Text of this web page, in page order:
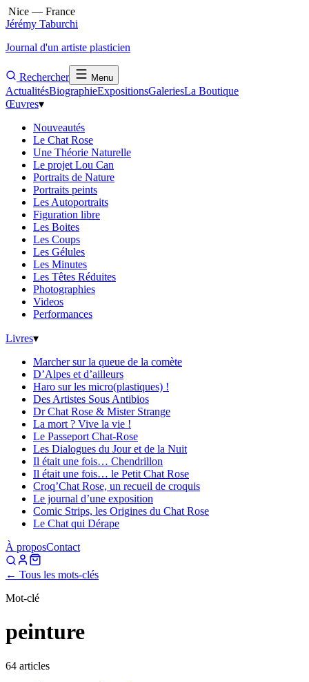
Nice — France
Jérémy Taburchi
Journal d'un artiste plasticien
Rechercher Menu
ActualitésBiographieExpositionsGaleriesLa Boutique
Œuvres▾
Nouveautés
Le Chat Rose
Une Théorie Naturelle
Le projet Lou Can
Portraits de Nature
Portraits peints
Les Autoportraits
Figuration libre
Les Boites
Les Coups
Les Gélules
Les Minutes
Les Têtes Réduites
Photographies
Videos
Performances
Livres▾
Marcher sur la queue de la comète
D’Alpes et d’ailleurs
Haro sur les micro(plastiques) !
Des Artistes Sous Antibios
Dr Chat Rose & Mister Strange
La mort ? Vive la vie !
Le Passeport Chat-Rose
Les Dialogues du Jour et de la Nuit
Il était une fois… Chendrillon
Il était une fois… le Petit Chat Rose
Croq’Chat Rose, un recueil de croquis
Le journal d’une exposition
Comic Strips, les Origines du Chat Rose
Le Chat qui Dérape
À proposContact
← Tous les mots-clés
Mot-clé
peinture
64 articles